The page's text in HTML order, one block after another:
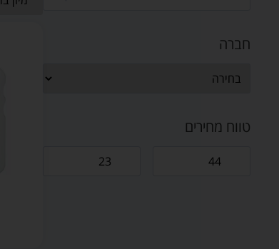
חברה
טווח מחירים